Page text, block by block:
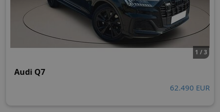
1 / 3
Audi Q7
62.490 EUR